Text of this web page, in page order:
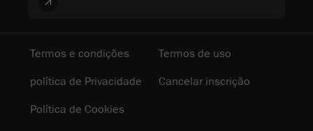
Termos e condições
Termos de uso
política de Privacidade
Cancelar inscrição
Política de Cookies